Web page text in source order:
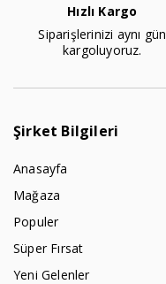
Hızlı Kargo
Siparişlerinizi aynı gün
kargoluyoruz.
Şirket Bilgileri
Anasayfa
Mağaza
Populer
Süper Fırsat
Yeni Gelenler